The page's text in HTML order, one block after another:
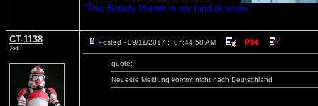
"This Bounty Hunter is my kind of scum."
CT-1138
Jedi
Posted - 09/11/2017 : 07:44:58 AM
quote:
Neueste Meldung kommt nicht nach Deutschland